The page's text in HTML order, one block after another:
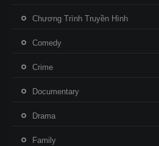
Chương Trình Truyền Hình
Comedy
Crime
Documentary
Drama
Family